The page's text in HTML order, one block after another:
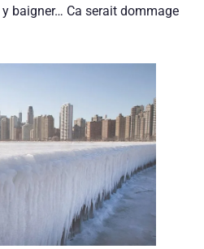
baigner… Ca serait dommage